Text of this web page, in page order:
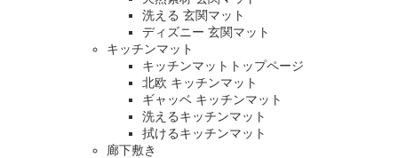
洗える 玄関マット
ディズニー 玄関マット
キッチンマット
キッチンマットトップページ
北欧 キッチンマット
ギャッベ キッチンマット
洗えるキッチンマット
拭けるキッチンマット
廊下敷き